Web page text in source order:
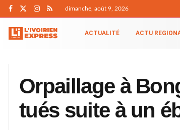
dimanche, août 9, 2026
ACTUALITÉ ACTU
Orpaillage à
tués suite à un